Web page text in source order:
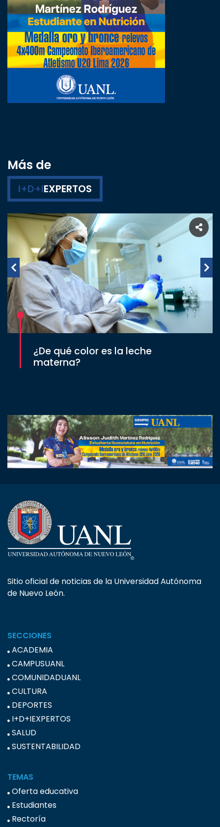
Más de
I+D+IEXPERTOS
¿De qué color es la leche
materna?
Sitio oficial de noticias de la Universidad Autónoma
de Nuevo León.
SECCIONES
ACADEMIA
CAMPUSUANL
COMUNIDADUANL
CULTURA
DEPORTES
I+D+IEXPERTOS
SALUD
SUSTENTABILIDAD
TEMAS
Oferta educativa
Estudiantes
Rectoría